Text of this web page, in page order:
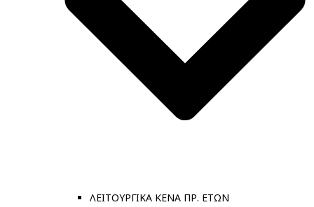
ΛΕΙΤΟΥΡΓΙΚΑ ΚΕΝΑ ΠΡ. ΕΤΩΝ